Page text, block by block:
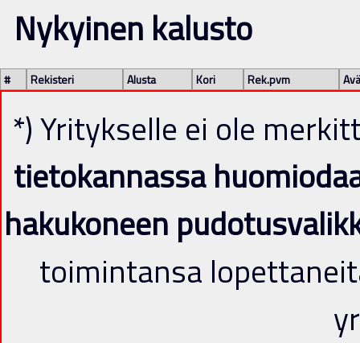
Nykyinen kalusto
# Rekisteri Alusta Kori Rek.pvm
*) Yritykselle ei ole
tietokannassa
hakukoneen
toimintansa